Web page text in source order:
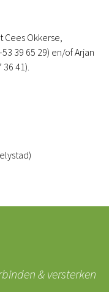
Okkerse,
39 65 29) en/of Arjan
36 41).
& versterken